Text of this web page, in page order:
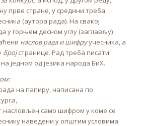
прве стране, у средини треба
(аутора рада). На свакој
у горњем десном углу (заглављу)
наслов рада и шифруучесника, а
бројстранице. Рад треба писати
једном од језика народа БиХ.
на папиру, написана по
насловљен само шифром у коме се
наведени у општим условима